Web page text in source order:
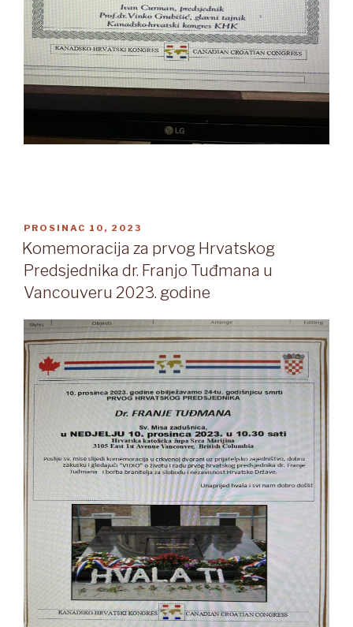
OBJAVLJENO
PROSINAC 10, 2023
Komemoracija za prvog Hrvatskog
Predsjednika dr. Franjo Tuđmana u
Vancouveru 2023. godine